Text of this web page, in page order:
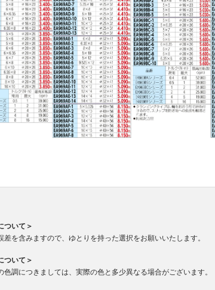
ついて＞
差を含みますので、ゆとりを持った選択をお願いいたします。
ついて＞
色調につきましては、実際の色と多少異なる場合がございます。